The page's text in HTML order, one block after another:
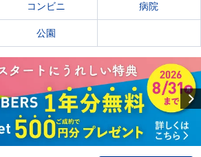
コンビニ 病院
公園